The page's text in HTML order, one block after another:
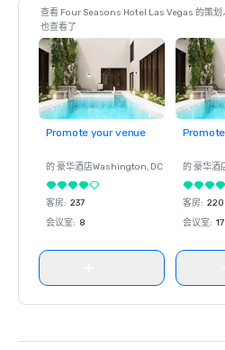
查看 Four Seasons Hotel Las Vegas 的策划
也查看了
Promote your venue
的 豪华酒店Washington, DC
客房: 237
会议室: 8
的 豪华酒
客房: 220
会议室: 17